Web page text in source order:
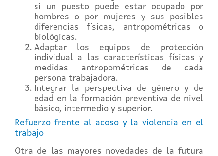
si un puesto puede estar ocupado por
hombres o por mujeres y sus posibles
diferencias físicas, antropométricas o
biológicas.
Adaptar los equipos de protección
individual a las características físicas y
medidas antropométricas de cada
persona trabajadora.
Integrar la perspectiva de género y de
edad en la formación preventiva de nivel
básico, intermedio y superior.
Refuerzo frente al acoso y la violencia en el
trabajo
Otra de las mayores novedades de la futura